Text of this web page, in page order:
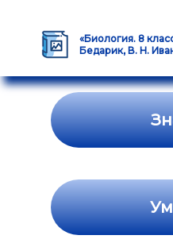
«Биология. 8
Бедарик, В. Н.